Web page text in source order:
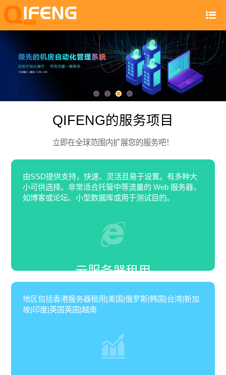
QIFENG的服务项目
立即在全球范围内扩展您的服务吧！
由SSD提供支持，快速、灵活且易于设置。有多种大
小可供选择。非常适合托管中等流量的 Web 服务器，
如博客或论坛、小型数据库或用于测试目的。
云服务器租用
地区包括香港服务器租用|美国|俄罗斯|韩国|台湾|新加
坡|印度|英国英国|越南